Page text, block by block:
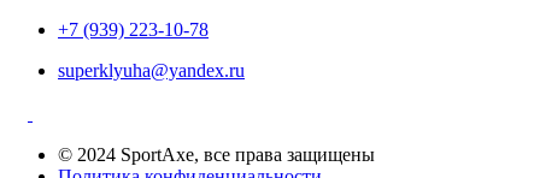
+7 (939) 223-10-78
superklyuha@yandex.ru
© 2024 SportAxe, все права защищены